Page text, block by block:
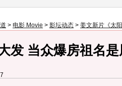
> 电影 Movie > 影坛动态 > 姜文新片《太
发 当众爆房祖名